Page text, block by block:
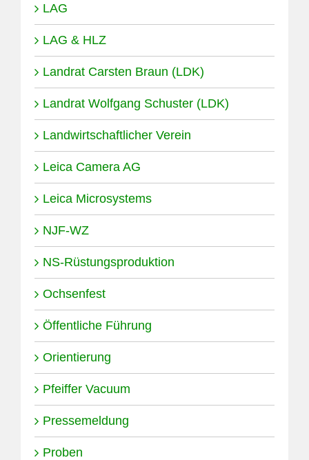
LAG
LAG & HLZ
Landrat Carsten Braun (LDK)
Landrat Wolfgang Schuster (LDK)
Landwirtschaftlicher Verein
Leica Camera AG
Leica Microsystems
NJF-WZ
NS-Rüstungsproduktion
Ochsenfest
Öffentliche Führung
Orientierung
Pfeiffer Vacuum
Pressemeldung
Proben